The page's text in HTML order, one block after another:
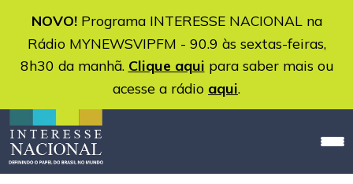
NOVO!Programa INTERESSE NACIONAL na
Rádio MYNEWSVIPFM - 90.9 às sextas-feiras,
8h30 da manhã. Clique aqui para saber mais ou
acesse a rádio aqui.